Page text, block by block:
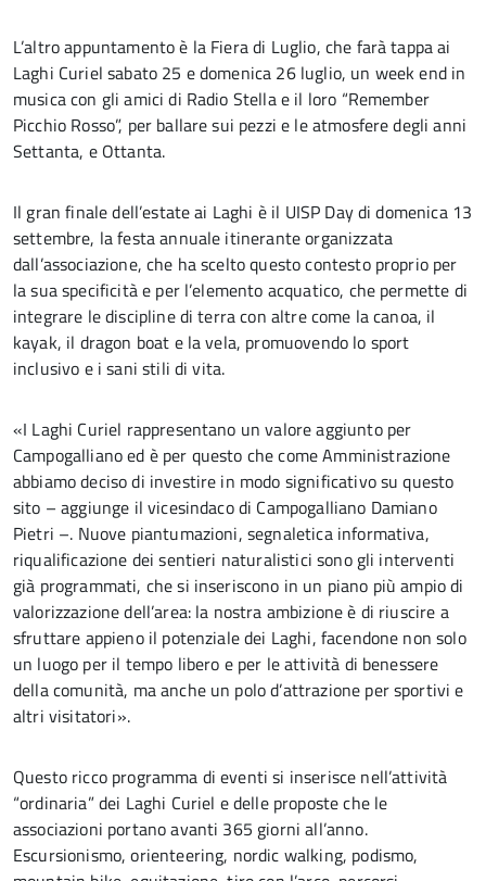
L’altro appuntamento è la Fiera di Luglio, che farà tappa ai
Laghi Curiel sabato 25 e domenica 26 luglio, un week end in
musica con gli amici di Radio Stella e il loro “Remember
Picchio Rosso”, per ballare sui pezzi e le atmosfere degli anni
Settanta, e Ottanta.
Il gran finale dell’estate ai Laghi è il UISP Day di domenica 13
settembre, la festa annuale itinerante organizzata
dall’associazione, che ha scelto questo contesto proprio per
la sua specificità e per l’elemento acquatico, che permette di
integrare le discipline di terra con altre come la canoa, il
kayak, il dragon boat e la vela, promuovendo lo sport
inclusivo e i sani stili di vita.
«I Laghi Curiel rappresentano un valore aggiunto per
Campogalliano ed è per questo che come Amministrazione
abbiamo deciso di investire in modo significativo su questo
sito – aggiunge il vicesindaco di Campogalliano Damiano
Pietri –. Nuove piantumazioni, segnaletica informativa,
riqualificazione dei sentieri naturalistici sono gli interventi
già programmati, che si inseriscono in un piano più ampio di
valorizzazione dell’area: la nostra ambizione è di riuscire a
sfruttare appieno il potenziale dei Laghi, facendone non solo
un luogo per il tempo libero e per le attività di benessere
della comunità, ma anche un polo d’attrazione per sportivi e
altri visitatori».
Questo ricco programma di eventi si inserisce nell’attività
“ordinaria” dei Laghi Curiel e delle proposte che le
associazioni portano avanti 365 giorni all’anno.
Escursionismo, orienteering, nordic walking, podismo,